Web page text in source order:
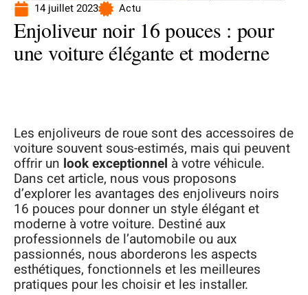
14 juillet 2023 Actu
Enjoliveur noir 16 pouces : pour
une voiture élégante et moderne
Les enjoliveurs de roue sont des accessoires de
voiture souvent sous-estimés, mais qui peuvent
offrir un look exceptionnel à votre véhicule.
Dans cet article, nous vous proposons
d’explorer les avantages des enjoliveurs noirs
16 pouces pour donner un style élégant et
moderne à votre voiture. Destiné aux
professionnels de l’automobile ou aux
passionnés, nous aborderons les aspects
esthétiques, fonctionnels et les meilleures
pratiques pour les choisir et les installer.